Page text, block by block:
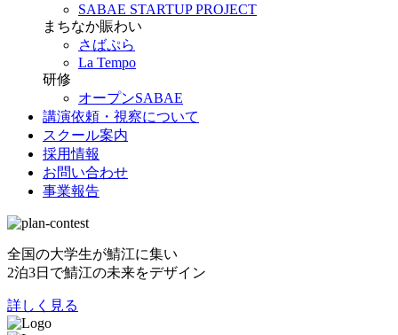
SABAE STARTUP PROJECT
まちなか賑わい
さばぷら
La Tempo
研修
オープンSABAE
講演依頼・視察について
スクール案内
採用情報
お問い合わせ
事業報告
全国の大学生が鯖江に集い
2泊3日で鯖江の未来をデザイン
詳しく見る